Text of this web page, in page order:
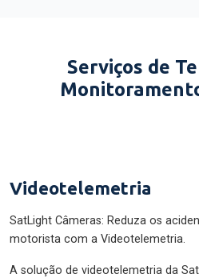
Serviços de
Videotelemetria
SatLight Câmeras: Reduza os
motorista com a Videotelemetria.
A solução de videotelemetria da